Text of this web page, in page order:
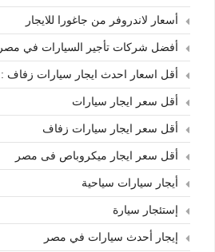
أسعار لاندروفر من جاغورا للايجار
أفضل شركات تأجير السيارات في مصر
أقل اسعار احدث ايجار سيارات زفاف :
أقل سعر ايجار سيارات
أقل سعر ايجار سيارات زفاف
أقل سعر ايجار ميكروباص فى مصر
أيجار سيارات سياحية
إستئجار سيارة
إيجار أحدث سيارات في مصر